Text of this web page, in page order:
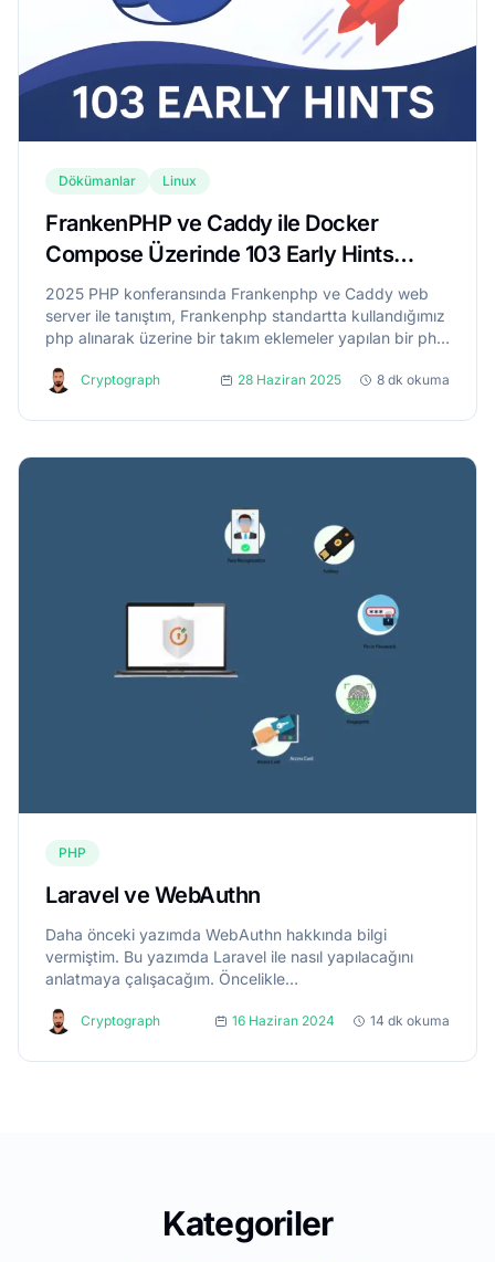
Dökümanlar Linux
FrankenPHP ve Caddy ile Docker
Compose Üzerinde 103 Early Hints
Destekli Sunucu Yapısı
2025 PHP konferansında Frankenphp ve Caddy web
server ile tanıştım, Frankenphp standartta kullandığımız
php alınarak üzerine bir takım eklemeler yapılan bir php
web...Cryptograph 28 Haziran 2025 8 dk okuma
PHP
Laravel ve WebAuthn
Daha önceki yazımda WebAuthn hakkında bilgi
vermiştim. Bu yazımda Laravel ile nasıl yapılacağını
anlatmaya çalışacağım. Öncelikle
composer require laragear/webauthn...
Cryptograph 16 Haziran 2024 14 dk okuma
Kategoriler